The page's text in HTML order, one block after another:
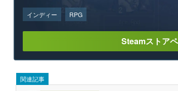
インディー RPG
Steamストア
関連記事